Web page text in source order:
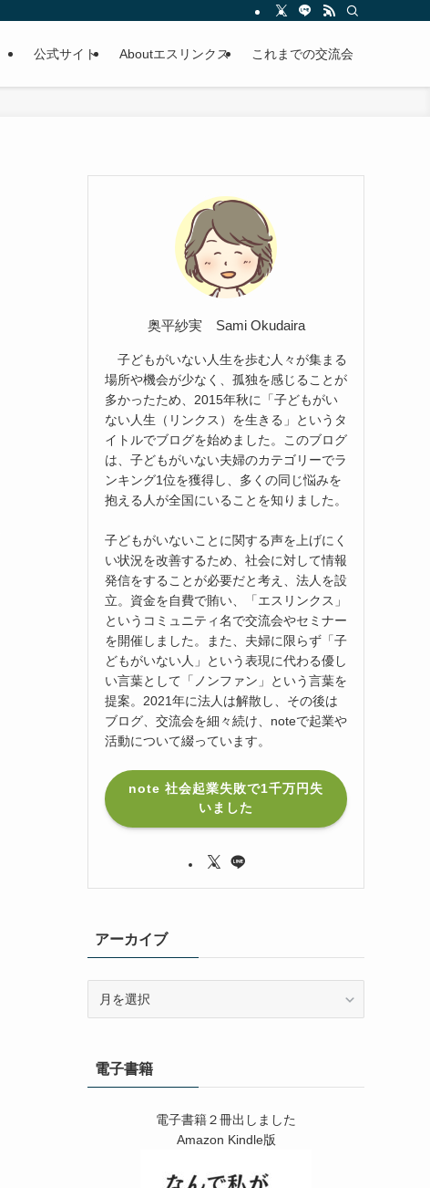
公式サイト Aboutエスリンクス これまでの交流会
奥平紗実 Sami Okudaira
子どもがいない人生を歩む人々が集まる
場所や機会が少なく、孤独を感じることが
多かったため、2015年秋に「子どもがい
ない人生（リンクス）を生きる」というタ
イトルでブログを始めました。このブログ
は、子どもがいない夫婦のカテゴリーでラ
ンキング1位を獲得し、多くの同じ悩みを
抱える人が全国にいることを知りました。
子どもがいないことに関する声を上げにく
い状況を改善するため、社会に対して情報
発信をすることが必要だと考え、法人を設
立。資金を自費で賄い、「エスリンクス」
というコミュニティ名で交流会やセミナー
を開催しました。また、夫婦に限らず「子
どもがいない人」という表現に代わる優し
い言葉として「ノンファン」という言葉を
提案。2021年に法人は解散し、その後は
ブログ、交流会を細々続け、noteで起業や
活動について綴っています。
note 社会起業失敗で1千万円失
いました
アーカイブ
ブ電子書籍
電子書籍２冊出しました
Amazon Kindle版